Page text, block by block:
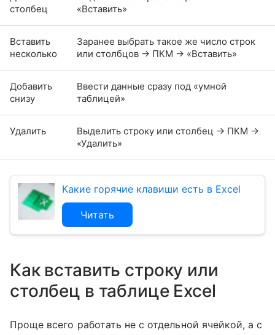
столбец
«Вставить»
Вставить
несколько
Заранее выбрать такое же число строк
или столбцов → ПКМ → «Вставить»
Добавить
снизу
Ввести данные сразу под «умной
таблицей»
Удалить
Выделить строку или столбец → ПКМ →
«Удалить»
Какие горячие клавиши есть в Excel
Читать
Как вставить строку или
столбец в таблице Excel
Проще всего работать не с отдельной ячейкой, а с